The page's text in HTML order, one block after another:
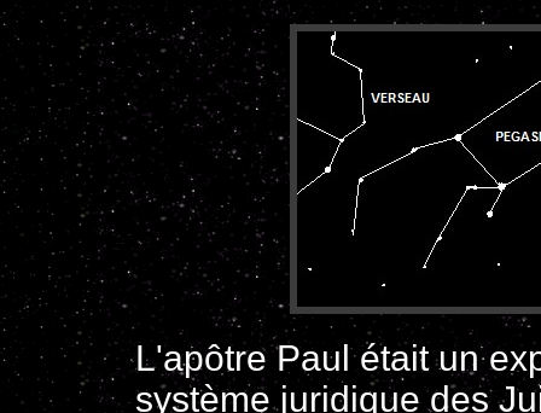
L'apôtre Paul était un
système juridique des